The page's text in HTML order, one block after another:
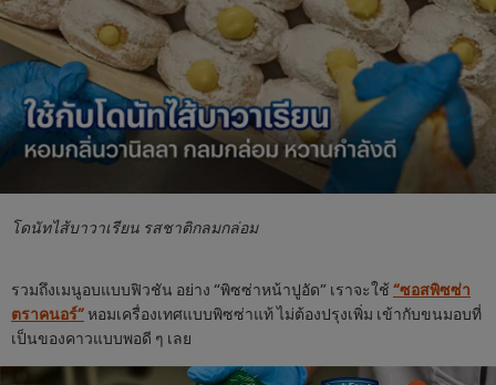
โดนัทไส้บาวาเรียน รสชาติกลมกล่อม
รวมถึงเมนูอบแบบฟิวชัน อย่าง “พิซซ่าหน้าปูอัด” เราจะใช้ “ซอสพิซซ่า
ตราคนอร์”หอมเครื่องเทศแบบพิซซ่าแท้ ไม่ต้องปรุงเพิ่ม เข้ากับขนมอบที่
เป็นของคาวแบบพอดี ๆ เลย